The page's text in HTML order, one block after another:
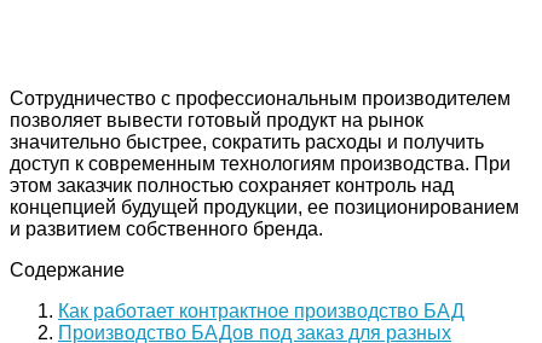
Сотрудничество с профессиональным производителем
позволяет вывести готовый продукт на рынок
значительно быстрее, сократить расходы и получить
доступ к современным технологиям производства. При
этом заказчик полностью сохраняет контроль над
концепцией будущей продукции, ее позиционированием
и развитием собственного бренда.
Содержание
Как работает контрактное производство БАД
Производство БАДов под заказ для разных